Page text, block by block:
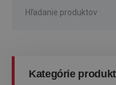
Kategórie